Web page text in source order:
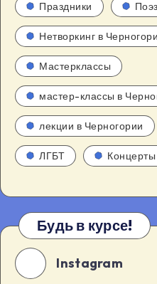
Праздники
Нетворкинг в
Мастерклассы
мастер-классы в
лекции в Черногории
ЛГБТ
Будь в курсе!
Instagram